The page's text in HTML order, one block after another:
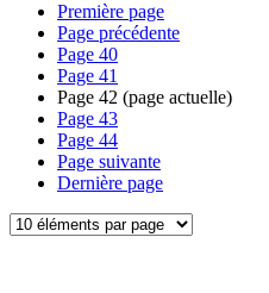
Première page
Page précédente
Page 40
Page 41
Page 42 (page actuelle)
Page 43
Page 44
Page suivante
Dernière page